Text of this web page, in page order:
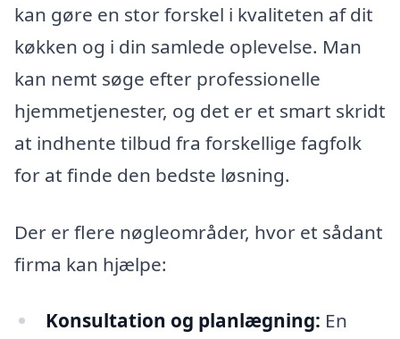
kan gøre en stor forskel i kvaliteten af dit
køkken og i din samlede oplevelse. Man
kan nemt søge efter professionelle
hjemmetjenester, og det er et smart skridt
at indhente tilbud fra forskellige fagfolk
for at finde den bedste løsning.
Der er flere nøgleområder, hvor et sådant
firma kan hjælpe:
Konsultation og planlægning: En